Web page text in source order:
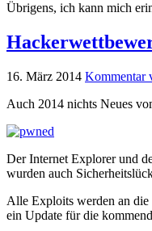
Übrigens, ich kann mich
16. März 2014 Kommentar
Auch 2014 nichts Neues
Der Internet Explorer und
wurden auch
Alle Exploits werden an die
ein Update für die